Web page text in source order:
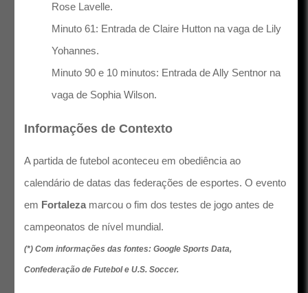
Rose Lavelle.
Minuto 61: Entrada de Claire Hutton na vaga de Lily
Yohannes.
Minuto 90 e 10 minutos: Entrada de Ally Sentnor na
vaga de Sophia Wilson.
Informações de Contexto
A partida de futebol aconteceu em obediência ao
calendário de datas das federações de esportes. O evento
em Fortaleza marcou o fim dos testes de jogo antes de
campeonatos de nível mundial.
(*) Com informações das fontes: Google Sports Data,
Confederação de Futebol e U.S. Soccer.